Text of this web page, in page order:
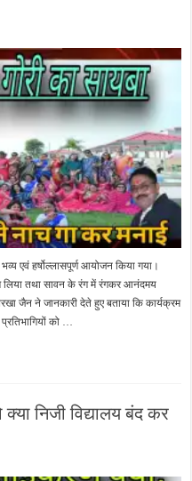
एवं हर्षोल्लासपूर्ण आयोजन किया गया।
लिया तथा सावन के रंग में रंगकर आनंदमय
जैन ने जानकारी देते हुए बताया कि कार्यक्रम
को …
क्या निजी विद्यालय बंद कर